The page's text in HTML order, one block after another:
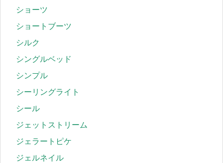
ショーツ
ショートブーツ
シルク
シングルベッド
シンプル
シーリングライト
シール
ジェットストリーム
ジェラートピケ
ジェルネイル